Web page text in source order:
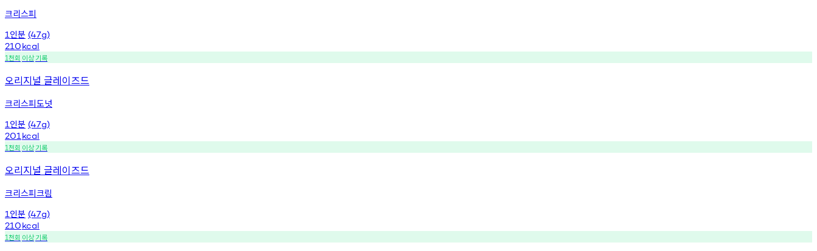
크리스피
1 인분 (47g)
210kcal
1천회 이상기록
오리지널 글레이즈드
크리스피도넛
1 인분 (47g)
201 kcal
1천회 이상기록
오리지널 글레이즈드
크리스피크림
1 인분 (47g)
210kcal
1천회 이상기록